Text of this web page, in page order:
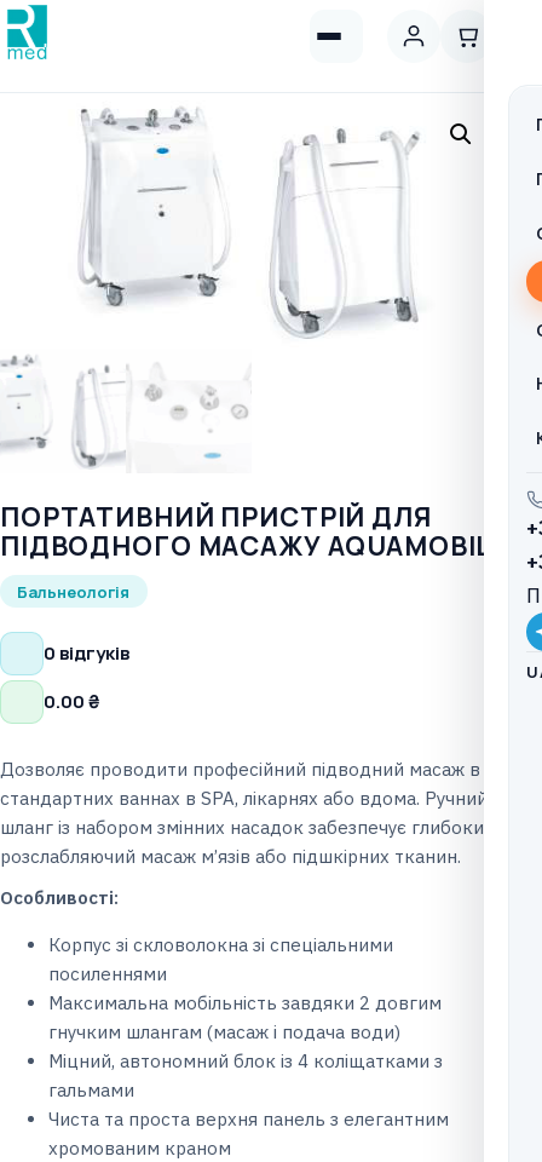
ПОРТАТИВНИЙ ПРИСТРІЙ ДЛЯ
ПІДВОДНОГО МАСАЖУ AQUAMOBIL
Бальнеологія
0 відгуків
0.00₴
Дозволяє проводити професійний підводний масаж в
стандартних ваннах в SPA, лікарнях або вдома. Ручний
шланг із набором змінних насадок забезпечує глибокий
розслабляючий масаж м’язів або підшкірних тканин.
Особливості:
Корпус зі скловолокна зі спеціальними
посиленнями
Максимальна мобільність завдяки 2 довгим
гнучким шлангам (масаж і подача води)
Міцний, автономний блок із 4 коліщатками з
гальмами
Чиста та проста верхня панель з елегантним
хромованим краном